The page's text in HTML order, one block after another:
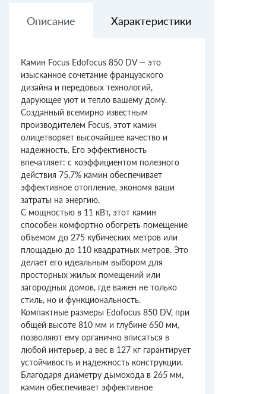
Описание Характеристики
Камин Focus Edofocus 850 DV — это
изысканное сочетание французского
дизайна и передовых технологий,
дарующее уют и тепло вашему дому.
Созданный всемирно известным
производителем Focus, этот камин
олицетворяет высочайшее качество и
надежность. Его эффективность
впечатляет: с коэффициентом полезного
действия 75,7% камин обеспечивает
эффективное отопление, экономя ваши
затраты на энергию.
С мощностью в 11 кВт, этот камин
способен комфортно обогреть помещение
объемом до 275 кубических метров или
площадью до 110 квадратных метров. Это
делает его идеальным выбором для
просторных жилых помещений или
загородных домов, где важен не только
стиль, но и функциональность.
Компактные размеры Edofocus 850 DV, при
общей высоте 810 мм и глубине 650 мм,
позволяют ему органично вписаться в
любой интерьер, а вес в 127 кг гарантирует
устойчивость и надежность конструкции.
Благодаря диаметру дымохода в 265 мм,
камин обеспечивает эффективное